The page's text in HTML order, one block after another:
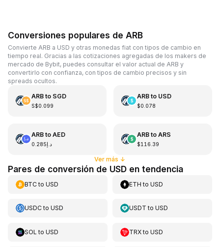
Conversiones populares de ARB
Convierte ARB a USD y otras monedas fiat con tipos de cambio en
tiempo real. Gracias a las cotizaciones agregadas de los makers de
mercado de Bybit, puedes consultar el valor actual de ARB y
convertirlo con confianza, con tipos de cambio precisos y sin
spreads ocultos.
ARBto SGD
S$0.099
ARBto USD
$0.078
ARBto AED
د.إ0.285
ARBto ARS
$116.39
Ver más ↓
Pares de conversión de USD en tendencia
BTCto USD ETH toUSD
USDCto USD USDT toUSD
SOL to USD TRXtoUSD